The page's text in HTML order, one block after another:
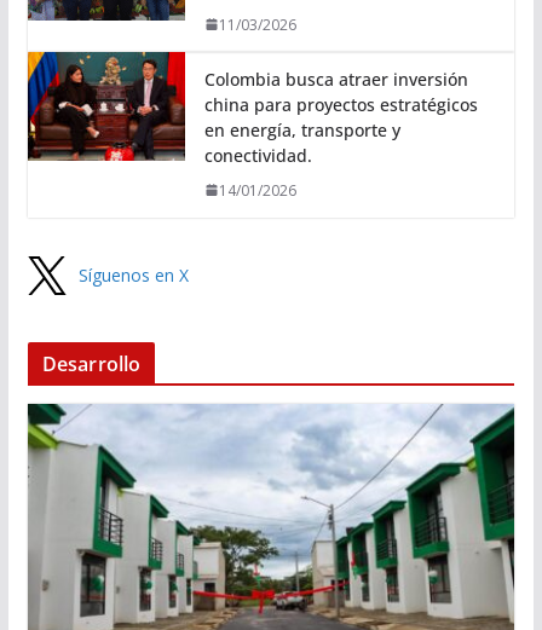
11/03/2026
Colombia busca atraer inversión
china para proyectos estratégicos
en energía, transporte y
conectividad.
14/01/2026
Síguenos en X
Desarrollo